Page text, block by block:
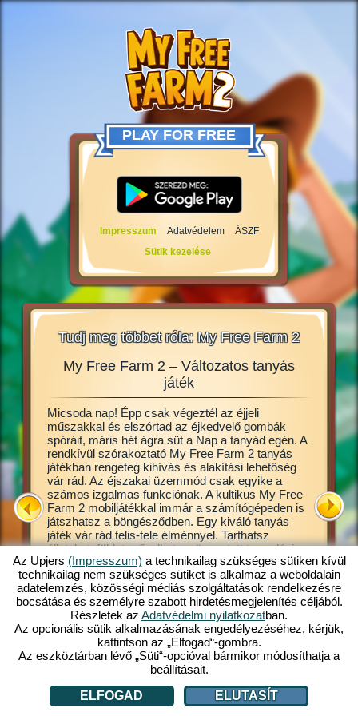
PLAY FOR FREE
Impresszum Adatvédelem
ÁSZF
Sütik kezelése
Tudj meg többet róla: My Free Farm 2
ki a
My Free Farm 2 – Változatos tanyás
játék
Micsoda nap! Épp csak végeztél az éjjeli
műszakkal és elszórtad az éjkedvelő gombák
spóráit, máris hét ágra süt a Nap a tanyád egén. A
rendkívül szórakoztató My Free Farm 2 tanyás
játékban rengeteg kihívás és alakítási lehetőség
vár rád. Az éjszakai üzemmód csak egyike a
számos izgalmas funkciónak. A kultikus My Free
Farm 2 mobiljátékkal immár a számítógépeden is
játszhatsz a böngésződben. Egy kiváló tanyás
játék vár rád telis-tele élménnyel. Tarthatsz
állatokat, földet művelhetsz, összetett termelési
láncok mentén feldolgozott termékeket gyárthatsz.
Regisztrálj máris ingyen és játssz velünk!
My
online
lehet.
a
tőle,
vevők.
átveszik
csak
Az Upjers (Impresszum) a technikailag szükséges sütiken kívül
technikailag nem szükséges sütiket is alkalmaz a weboldalain
adatelemzés, közösségi médiás szolgáltatások rendelkezésre
bocsátása és személyre szabott hirdetésmegjelenítés céljából.
Részletek az Adatvédelmi nyilatkozatban.
Az opcionális sütik alkalmazásának engedélyezéséhez, kérjük,
kattintson az „Elfogad“-gombra.
Az eszköztárban lévő „Süti“-opcióval bármikor módosíthatja a
beállításait.
ELFOGAD
ELUTASÍT